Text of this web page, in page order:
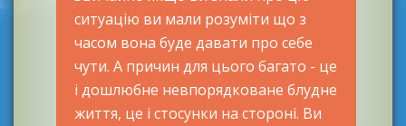
ситуацію ви мали розуміти що з
часом вона буде давати про себе
чути. А причин для цього багато - це
і дошлюбне невпорядковане блудне
життя, це і стосунки на стороні. Ви